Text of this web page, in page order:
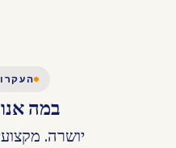
במה אנו
יושרה.